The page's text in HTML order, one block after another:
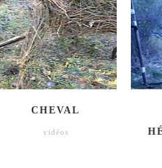
CHEVAL
vidéos